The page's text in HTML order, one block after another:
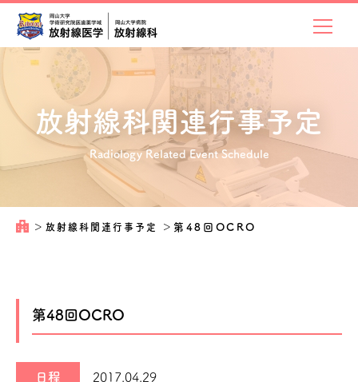
放射線科関連行事予定
Radiology Related Event Schedule
＞ 放射線科関連行事予定 ＞ 第48回OCRO
第48回OCRO
日程 2017.04.29